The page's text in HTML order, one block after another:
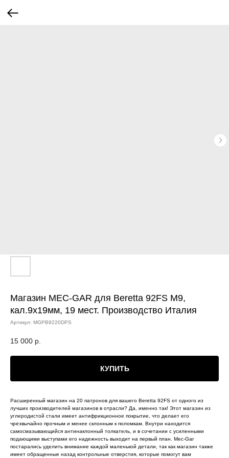
Магазин MEC-GAR для Beretta 92FS М9,
кал.9х19мм, 19 мест. Производство Италия
Артикул: MGPB9220DPS
15 000 р.
КУПИТЬ
Расширенный магазин на 20 патронов для вашего Beretta 92FS от одного из
лучших производителей магазинов в отрасли? Да, именно так! Этот магазин из
углеродистой стали имеет антифрикционное покрытие, что делает его
чрезвычайно прочным и менее склонным к поломкам. Внутри находится
самосмазывающийся антинаклонный толкатель, и в сочетании с усиленными
подающими выступами его надежность выходит на первый план. Mec-Gar
постарались уделить внимание каждой маленькой детали, так как магазин также
имеет обращенные назад контрольные отверстия, которые помогут вам